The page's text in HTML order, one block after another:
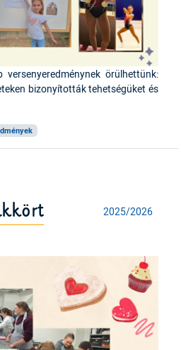
örülhettünk:
bizonyították tehetségüket és
2025/2026